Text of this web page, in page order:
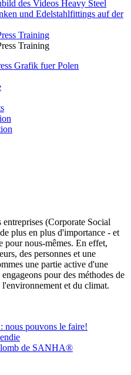
Training
Training
(Corporate Social
plus en plus d'importance - et
pour nous-mêmes. En effet,
des personnes et une
une partie active d'une
pour des méthodes de
l'environnement et du climat.
nous pouvons le faire!
de SANHA®